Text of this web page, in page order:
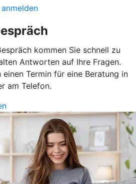
kommen Sie schnell zu
Antworten auf Ihre Fragen.
Termin für eine Beratung in
am Telefon.